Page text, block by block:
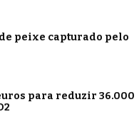
peixe capturado pelo
para reduzir 36.000